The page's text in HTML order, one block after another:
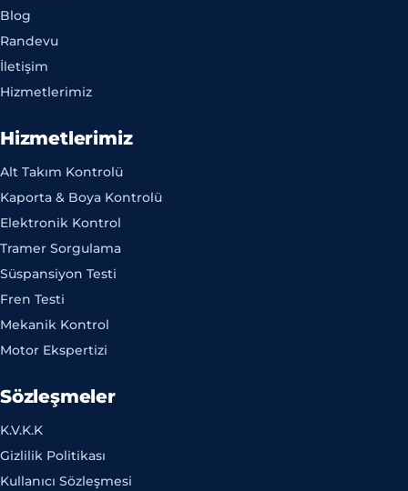
Blog
Randevu
İletişim
Hizmetlerimiz
Hizmetlerimiz
Alt Takım Kontrolü
Kaporta & Boya Kontrolü
Elektronik Kontrol
Tramer Sorgulama
Süspansiyon Testi
Fren Testi
Mekanik Kontrol
Motor Ekspertizi
Sözleşmeler
K.V.K.K
Gizlilik Politikası
Kullanıcı Sözleşmesi